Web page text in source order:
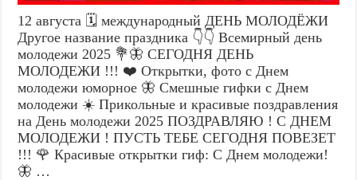
12 августа 🗓️ международный ДЕНЬ МОЛОДЁЖИ
Другое название праздника 👇👇 Всемирный день
молодежи 2025 💐🦋 СЕГОДНЯ ДЕНЬ
МОЛОДЕЖИ !!! ❤️ Открытки, фото с Днем
молодежи юморное 🦋 Смешные гифки с Днем
молодежи ☀️ Прикольные и красивые поздравления
на День молодежи 2025 ПОЗДРАВЛЯЮ ! С ДНЕМ
МОЛОДЕЖИ ! ПУСТЬ ТЕБЕ СЕГОДНЯ ПОВЕЗЕТ
!!! 🌹 Красивые открытки гиф: С Днем молодежи!
🦋 …